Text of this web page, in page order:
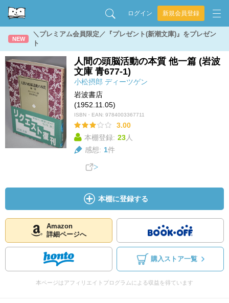
ログイン 新規会員登録
NEW
＼プレミアム会員限定／『プレゼント(新潮文庫)』をプレゼン
ト
人間の頭脳活動の本質 他一篇 (岩波
文庫 青677-1)
小松摂郎 ディーツゲン
岩波書店
(1952.11.05)
ISBN・EAN: 9784003367711
3.00
本棚登録: 23人
感想: 1件
本棚に登録する
Amazon
詳細ページへ
購入ストア一覧
本ページはアフィリエイトプログラムによる収益を得ています